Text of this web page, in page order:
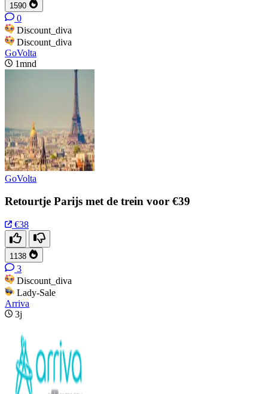
1590
0
Discount_diva
Discount_diva
GoVolta
1mnd
GoVolta
Retourtje Parijs met de trein voor €39
€38
1138
3
Discount_diva
Lady-Sale
Arriva
3j